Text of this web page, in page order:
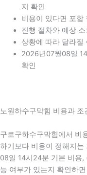
지 확인
비용이 있다면 포함
진행 절차와 예상
상황에 따라 달라질
2026년07월08일
확인
노원하수구막힘 비용과 조
구로구하수구막힘에서 비
하기보다 비용이 정해지
08일 14시24분 기본 비용,
능 여부가 있는지 확인하